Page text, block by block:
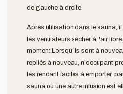
de gauche à droite.
Après utilisation dans le sauna,
les ventilateurs sécher à l'air libre
moment.Lorsqu'ils sont à
repliés à nouveau, n'occupant
les rendant faciles à emporter,
sauna où une autre infusion est